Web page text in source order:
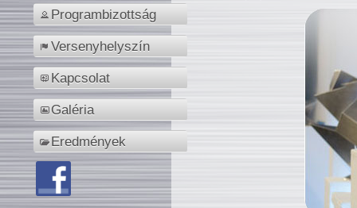
Programbizottság
Versenyhelyszín
Kapcsolat
Galéria
Eredmények